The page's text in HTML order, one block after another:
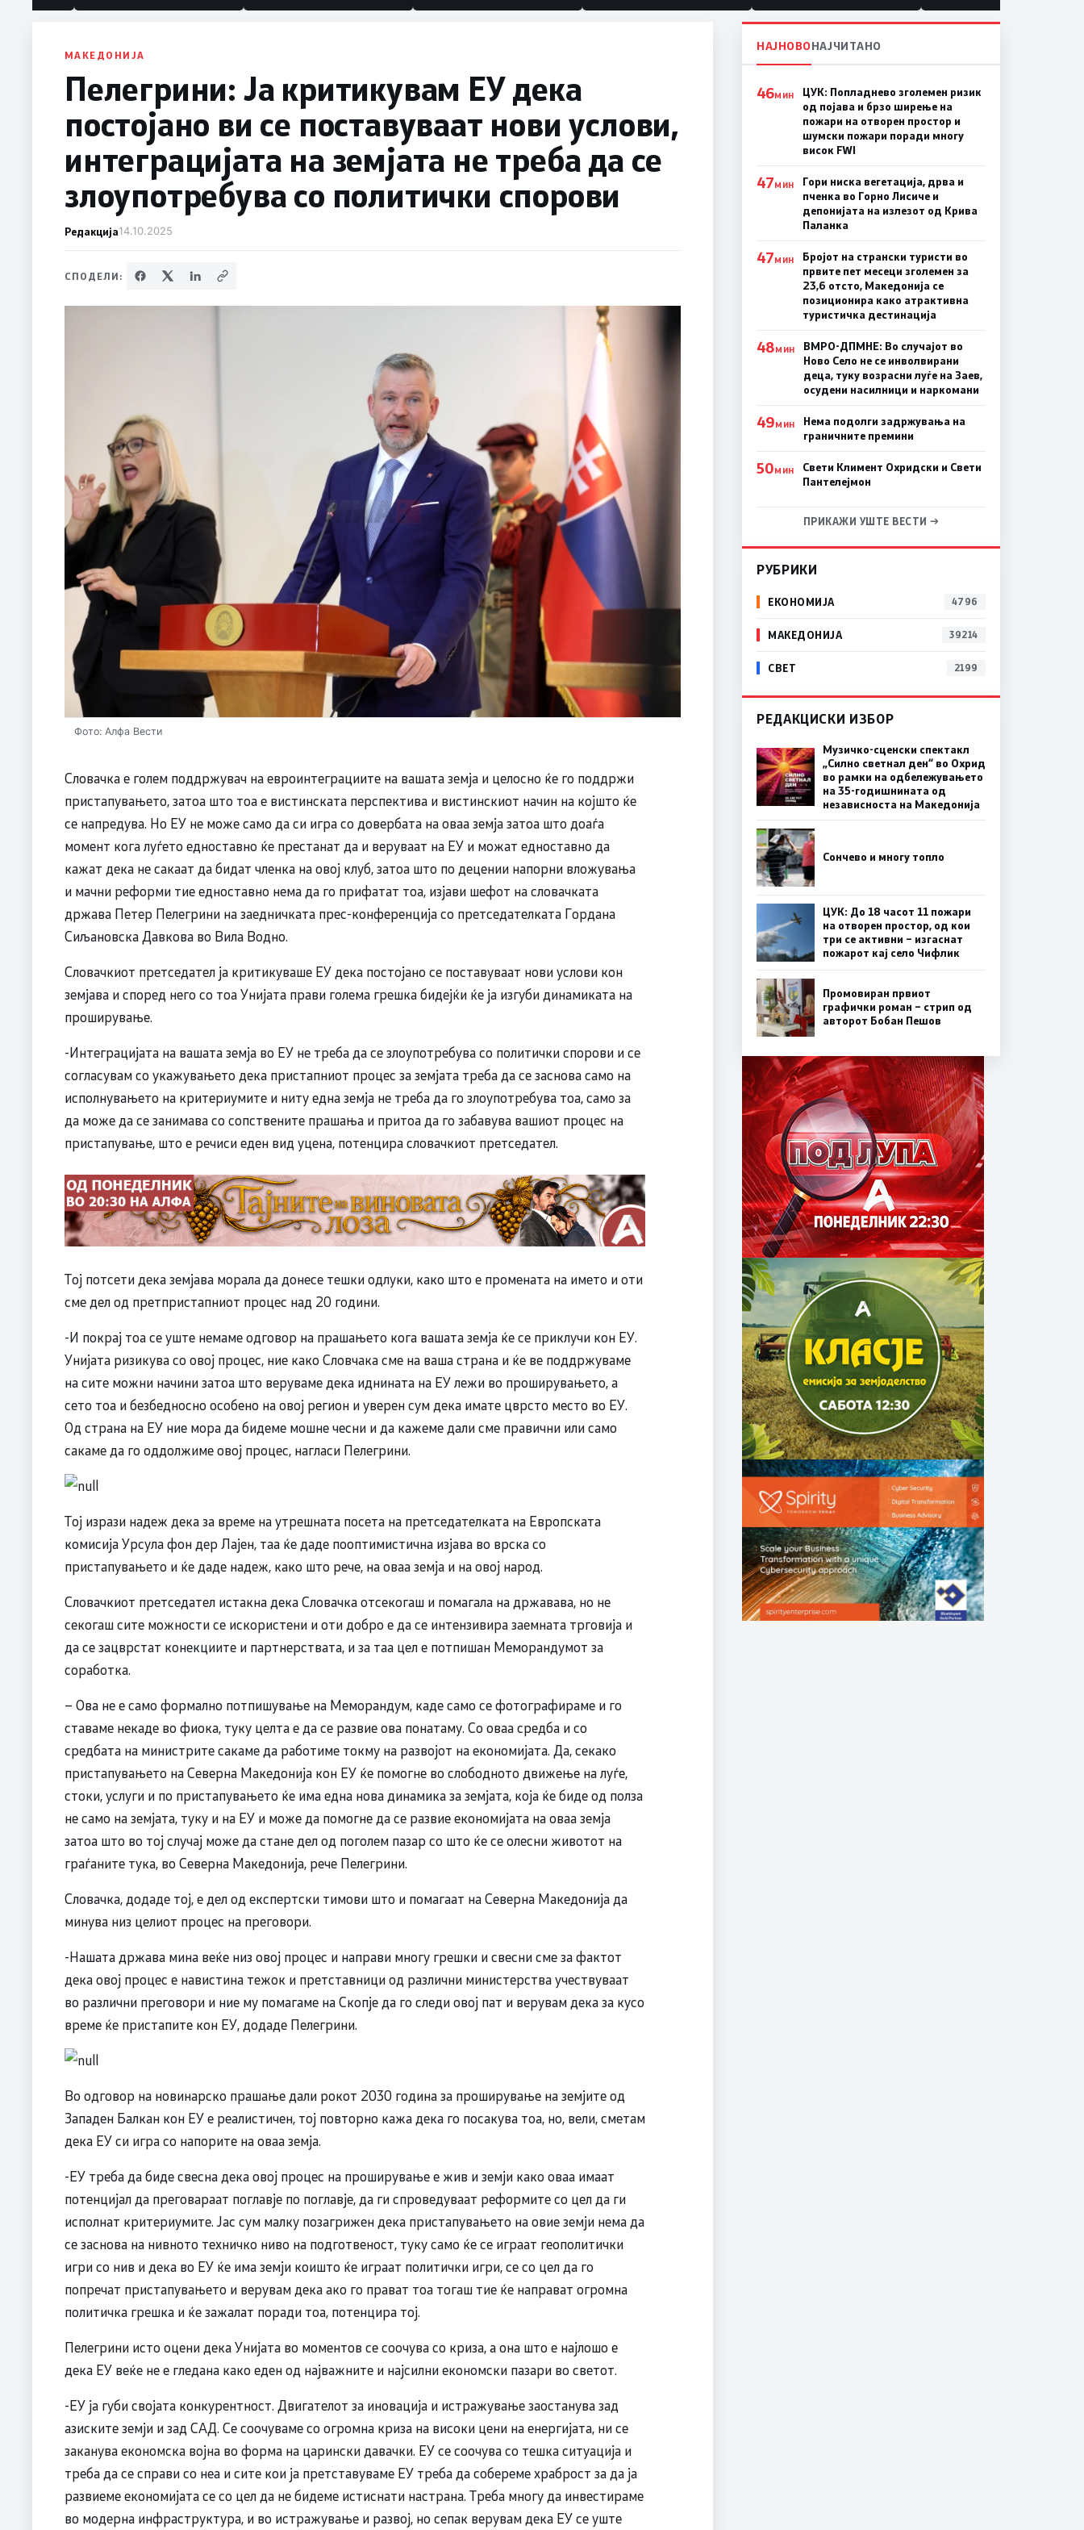
МАКЕДОНИЈА
Пелегрини: Ја критикувам ЕУ дека
постојано ви се поставуваат нови услови,
интеграцијата на земјата не треба да се
злоупотребува со политички спорови
Редакција14.10.2025
СПОДЕЛИ:
Фото: Алфа Вести
Словачка е голем поддржувач на евроинтеграциите на вашата земја и целосно ќе го поддржи
пристапувањето, затоа што тоа е вистинската перспектива и вистинскиот начин на којшто ќе
се напредува. Но ЕУ не може само да си игра со довербата на оваа земја затоа што доаѓа
момент кога луѓето едноставно ќе престанат да и веруваат на ЕУ и можат едноставно да
кажат дека не сакаат да бидат членка на овој клуб, затоа што по децении напорни вложувања
и мачни реформи тие едноставно нема да го прифатат тоа, изјави шефот на словачката
држава Петер Пелегрини на заедничката прес-конференција со претседателката Гордана
Сиљановска Давкова во Вила Водно.
Словачкиот претседател ја критикуваше ЕУ дека постојано се поставуваат нови услови кон
земјава и според него со тоа Унијата прави голема грешка бидејќи ќе ја изгуби динамиката на
проширување.
-Интеграцијата на вашата земја во ЕУ не треба да се злоупотребува со политички спорови и се
согласувам со укажувањето дека пристапниот процес за земјата треба да се заснова само на
исполнувањето на критериумите и ниту една земја не треба да го злоупотребува тоа, само за
да може да се занимава со сопствените прашања и притоа да го забавува вашиот процес на
пристапување, што е речиси еден вид уцена, потенцира словачкиот претседател.
Тој потсети дека земјава морала да донесе тешки одлуки, како што е промената на името и оти
сме дел од претпристапниот процес над 20 години.
-И покрај тоа се уште немаме одговор на прашањето кога вашата земја ќе се приклучи кон ЕУ.
Унијата ризикува со овој процес, ние како Словчака сме на ваша страна и ќе ве поддржуваме
на сите можни начини затоа што веруваме дека иднината на ЕУ лежи во проширувањето, а
сето тоа и безбедносно особено на овој регион и уверен сум дека имате цврсто место во ЕУ.
Од страна на ЕУ ние мора да бидеме мошне чесни и да кажеме дали сме правични или само
сакаме да го оддолжиме овој процес, нагласи Пелегрини.
Тој изрази надеж дека за време на утрешната посета на претседателката на Европската
комисија Урсула фон дер Лајен, таа ќе даде пооптимистична изјава во врска со
пристапувањето и ќе даде надеж, како што рече, на оваа земја и на овој народ.
Словачкиот претседател истакна дека Словачка отсекогаш и помагала на државава, но не
секогаш сите можности се искористени и оти добро е да се интензивира заемната трговија и
да се зацврстат конекциите и партнерствата, и за таа цел е потпишан Меморандумот за
соработка.
– Ова не е само формално потпишување на Меморандум, каде само се фотографираме и го
ставаме некаде во фиока, туку целта е да се развие ова понатаму. Со оваа средба и со
средбата на министрите сакаме да работиме токму на развојот на економијата. Да, секако
пристапувањето на Северна Македонија кон ЕУ ќе помогне во слободното движење на луѓе,
стоки, услуги и по пристапувањето ќе има една нова динамика за земјата, која ќе биде од полза
не само на земјата, туку и на ЕУ и може да помогне да се развие економијата на оваа земја
затоа што во тој случај може да стане дел од поголем пазар со што ќе се олесни животот на
граѓаните тука, во Северна Македонија, рече Пелегрини.
Словачка, додаде тој, е дел од експертски тимови што и помагаат на Северна Македонија да
минува низ целиот процес на преговори.
-Нашата држава мина веќе низ овој процес и направи многу грешки и свесни сме за фактот
дека овој процес е навистина тежок и претставници од различни министерства учествуваат
во различни преговори и ние му помагаме на Скопје да го следи овој пат и верувам дека за кусо
време ќе пристапите кон ЕУ, додаде Пелегрини.
Во одговор на новинарско прашање дали рокот 2030 година за проширување на земјите од
Западен Балкан кон ЕУ е реалистичен, тој повторно кажа дека го посакува тоа, но, вели, сметам
дека ЕУ си игра со напорите на оваа земја.
-ЕУ треба да биде свесна дека овој процес на проширување е жив и земји како оваа имаат
потенцијал да преговараат поглавје по поглавје, да ги спроведуваат реформите со цел да ги
исполнат критериумите. Јас сум малку позагрижен дека пристапувањето на овие земји нема да
се заснова на нивното техничко ниво на подготвеност, туку само ќе се играат геополитички
игри со нив и дека во ЕУ ќе има земји коишто ќе играат политички игри, се со цел да го
попречат пристапувањето и верувам дека ако го прават тоа тогаш тие ќе направат огромна
политичка грешка и ќе зажалат поради тоа, потенцира тој.
Пелегрини исто оцени дека Унијата во моментов се соочува со криза, а она што е најлошо е
дека ЕУ веќе не е гледана како еден од најважните и најсилни економски пазари во светот.
-ЕУ ја губи својата конкурентност. Двигателот за иновација и истражување заостанува зад
азиските земји и зад САД. Се соочуваме со огромна криза на високи цени на енергијата, ни се
заканува економска војна во форма на царински давачки. ЕУ се соочува со тешка ситуација и
треба да се справи со неа и сите кои ја претставуваме ЕУ треба да собереме храброст за да ја
развиеме економијата се со цел да не бидеме истиснати настрана. Треба многу да инвестираме
во модерна инфраструктура, и во истражување и развој, но сепак верувам дека ЕУ се уште
НАЈНОВОНАЈЧИТАНО
46МИН
ЦУК: Попладнево зголемен ризик
од појава и брзо ширење на
пожари на отворен простор и
шумски пожари поради многу
висок FWI
47МИН
Гори ниска вегетација, дрва и
пченка во Горно Лисиче и
депонијата на излезот од Крива
Паланка
47МИН
Бројот на странски туристи во
првите пет месеци зголемен за
23,6 отсто, Македонија се
позиционира како атрактивна
туристичка дестинација
48МИН
ВМРО-ДПМНЕ: Во случајот во
Ново Село не се инволвирани
деца, туку возрасни луѓе на Заев,
осудени насилници и наркомани
49МИН
Нема подолги задржувања на
граничните премини
50МИН
Свети Климент Охридски и Свети
Пантелејмон
ПРИКАЖИ УШТЕ ВЕСТИ →
РУБРИКИ
ЕКОНОМИЈА 4796
МАКЕДОНИЈА 39214
СВЕТ 2199
РЕДАКЦИСКИ ИЗБОР
Музичко-сценски спектакл
„Силно светнал ден“ во Охрид
во рамки на одбележувањето
на 35-годишнината од
независноста на Македонија
Сончево и многу топло
ЦУК: До 18 часот 11 пожари
на отворен простор, од кои
три се активни – изгаснат
пожарот кај село Чифлик
Промовиран првиот
графички роман – стрип од
авторот Бобан Пешов